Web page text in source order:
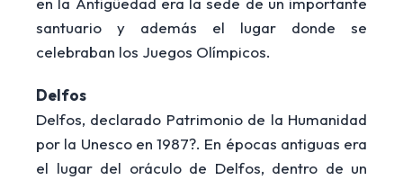
santuario y además el lugar donde se
celebraban los Juegos Olímpicos.
Delfos
Delfos, declarado Patrimonio de la Humanidad
por la Unesco en 1987?. En épocas antiguas era
el lugar del oráculo de Delfos, dentro de un